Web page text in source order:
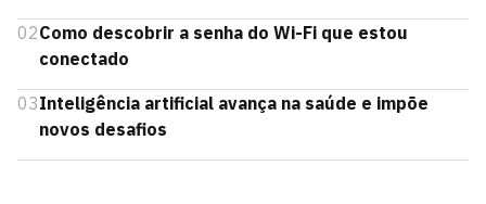
02Como descobrir a senha do Wi-Fi que estou
conectado
03Inteligência artificial avança na saúde e impõe
novos desafios